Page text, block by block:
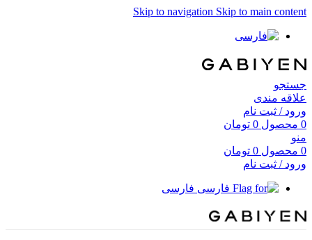
Skip to navigation Skip to main content
جستجو
علاقه مندی
ورود / ثبت نام
0 محصول 0 تومان
منو
0 محصول 0 تومان
ورود / ثبت نام
فارسی